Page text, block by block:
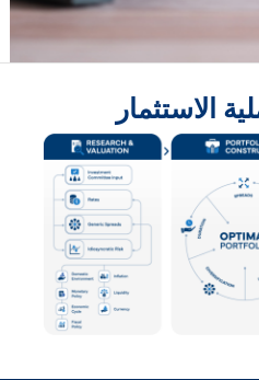
الاستثمار